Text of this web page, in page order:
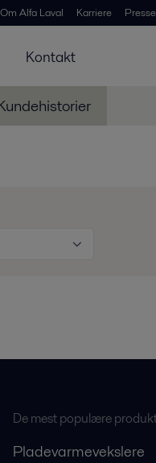
Om Alfa Laval Karriere Presse
Kontakt
De mest populære
Pladevarmevekslere